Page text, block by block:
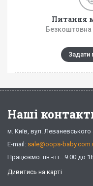
Питання
Безкоштовна
Задати
Наші
м. Київ, вул. Леваневського
E-mail: sale@oops-
Працюємо: пн.-пт.: 9:00 до
Дивитись на карті